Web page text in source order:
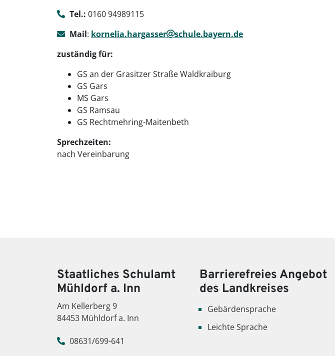
Tel.: 0160 94989115
Mail: kornelia.hargasser
schule.bayern.de
zuständig für:
GS an der Grasitzer Straße Waldkraiburg
GS Gars
MS Gars
GS Ramsau
GS Rechtmehring-Maitenbeth
Sprechzeiten:
nach Vereinbarung
Staatliches Schulamt
Mühldorf a. Inn
Am Kellerberg 9
84453 Mühldorf a. Inn
08631/699-641
Barrierefreies Angebot
des Landkreises
Gebärdensprache
Leichte Sprache